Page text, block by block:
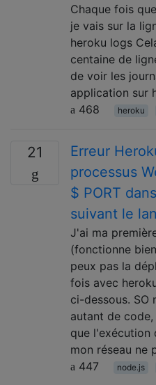
Chaque fois
je vais sur la
heroku logs
centaine de
de voir les
application sur
468
heroku
21
Erreur
processus
$ PORT
suivant le
J'ai ma
(fonctionne
peux pas la
fois avec
ci-dessous. SO
autant de
que l'exécution
mon réseau ne
447
node.js